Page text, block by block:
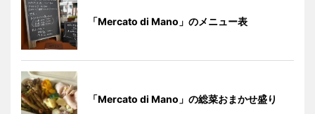
「Mercato di Mano」のメニュー表
「Mercato di Mano」の総菜おまかせ盛り